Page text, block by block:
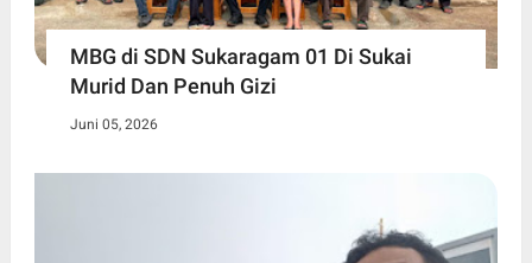
MBG di SDN Sukaragam 01 Di Sukai
Murid Dan Penuh Gizi
Juni 05, 2026